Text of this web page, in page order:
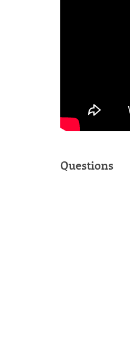
Questions